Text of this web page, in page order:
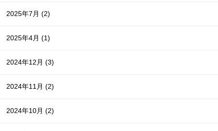
2025年7月(2)
2025年4月(1)
2024年12月(3)
2024年11月(2)
2024年10月(2)